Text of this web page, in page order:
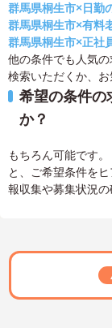
群馬県桐生市×日勤
群馬県桐生市×有料
群馬県桐生市×正社
他の条件でも人気
検索いただくか、お
希望の条件の
か？
もちろん可能です。
と、ご希望条件を
報収集や募集状況の